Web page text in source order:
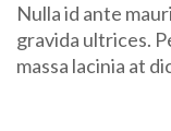
Nulla id ante
gravida ultrices.
massa lacinia at